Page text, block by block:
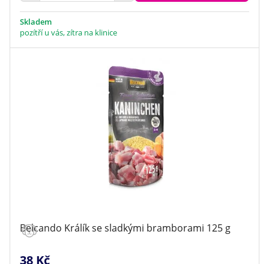
Skladem
pozítří u vás, zítra na klinice
Belcando Králík se sladkými bramborami 125 g
38 Kč